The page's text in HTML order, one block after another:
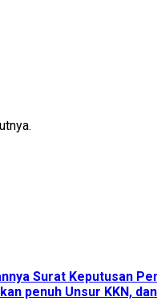
Surat Keputusan
penuh Unsur KKN,